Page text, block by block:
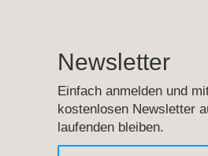
Newsletter
Einfach anmelden und
kostenlosen Newsletter
laufenden bleiben.